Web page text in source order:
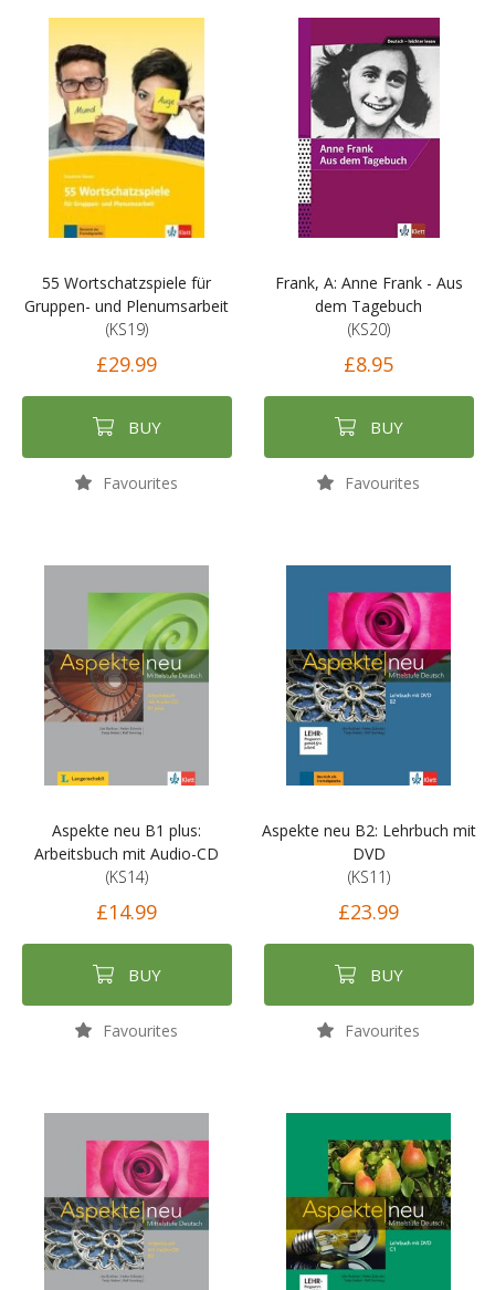
55 Wortschatzspiele für
Gruppen- und Plenumsarbeit
(KS19)
£29.99
BUY
Favourites
Frank, A: Anne Frank - Aus
dem Tagebuch
(KS20)
£8.95
BUY
Favourites
Aspekte neu B1 plus:
Arbeitsbuch mit Audio-CD
(KS14)
£14.99
BUY
Favourites
Aspekte neu B2: Lehrbuch mit
DVD
(KS11)
£23.99
BUY
Favourites